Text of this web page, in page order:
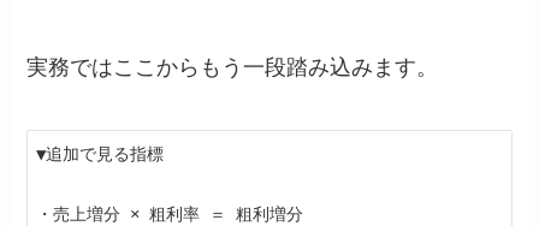
実務ではここからもう一段踏み込みます。
▼追加で見る指標
・売上増分 × 粗利率 ＝ 粗利増分